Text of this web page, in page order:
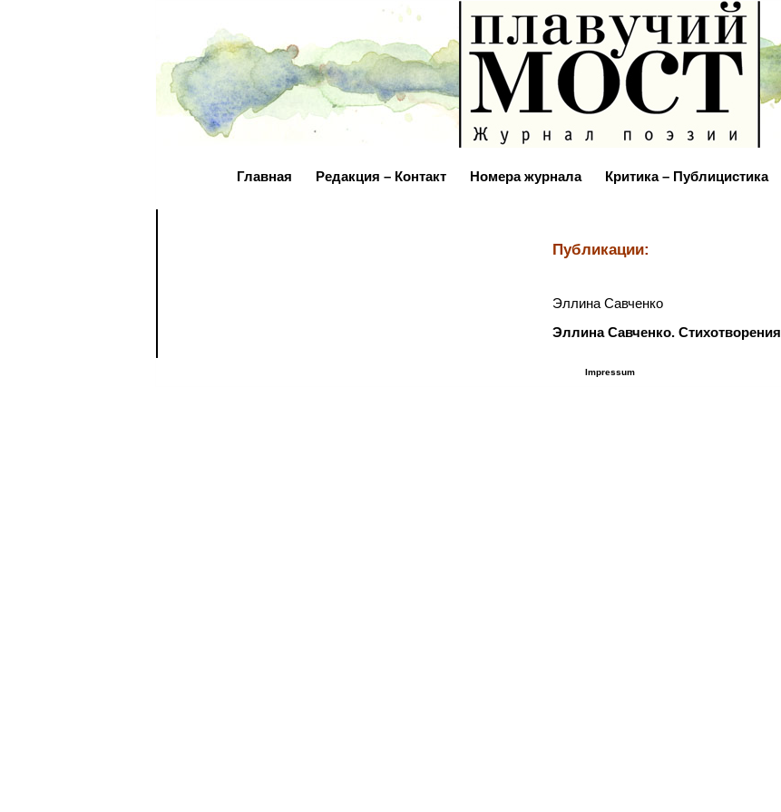
Главная Редакция – Контакт Номера журнала Критика – Публицистика
Публикации:
Эллина Савченко
Эллина Савченко. Стихотворения
Impressum